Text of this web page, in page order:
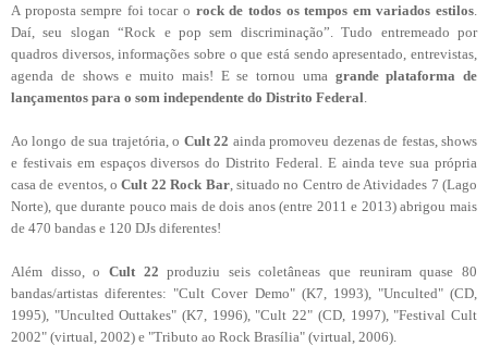
A proposta sempre foi tocar o rock de todos os tempos em variados estilos
Daí, seu slogan “Rock e pop sem discriminação”. Tudo entremeado por
quadros diversos, informações sobre o que está sendo apresentado, entrevistas,
agenda de shows e muito mais! E se tornou uma grande plataforma de
lançamentos para o som independente do Distrito Federal
Ao longo de sua trajetória, o Cult 22 ainda promoveu dezenas de festas, shows
e festivais em espaços diversos do Distrito Federal. E ainda teve sua própria
casa de eventos, oCult 22 Rock Bar, situado no Centro de Atividades 7 (Lago
Norte), que durante pouco mais de dois anos (entre 2011 e 2013) abrigou mais
de 470 bandas e 120 DJs diferentes!
Além disso, o Cult 22 produziu seis coletâneas que reuniram quase 80
bandas/artistas diferentes: "Cult Cover Demo" (K7, 1993), "Unculted" (CD,
1995), "Unculted Outtakes" (K7, 1996), "Cult 22" (CD, 1997), "Festival Cult
2002" (virtual, 2002) e "Tributo ao Rock Brasília" (virtual, 2006).